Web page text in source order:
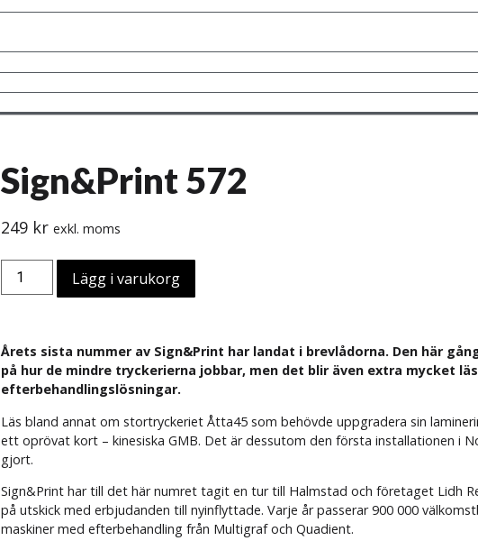
Sign&Print 572
249 kr exkl. moms
Lägg i varukorg
Årets sista nummer av Sign&Print har landat i brevlådorna. Den här
på hur de mindre tryckerierna jobbar, men det blir även extra mycket
efterbehandlingslösningar.
Läs bland annat om stortryckeriet Åtta45 som behövde uppgradera sin
ett oprövat kort – kinesiska GMB. Det är dessutom den första installationen i
gjort.
Sign&Print har till det här numret tagit en tur till Halmstad och företaget Lidh
på utskick med erbjudanden till nyinflyttade. Varje år passerar 900 000
maskiner med efterbehandling från Multigraf och Quadient.